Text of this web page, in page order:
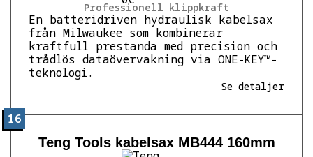
Professionell klippkraft
En batteridriven hydraulisk kabelsax
från Milwaukee som kombinerar
kraftfull prestanda med precision och
trådlös dataövervakning via ONE-KEY™-
teknologi.
Se detaljer
16
Teng Tools kabelsax MB444 160mm